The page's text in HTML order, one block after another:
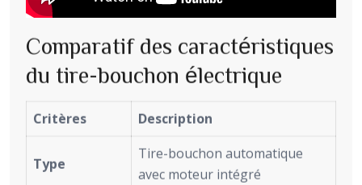
Comparatif des caractéristiques
du tire-bouchon électrique
Critères Description
Type
Tire-bouchon automatique
avec moteur intégré